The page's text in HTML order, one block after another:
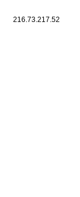
216.73.217.52